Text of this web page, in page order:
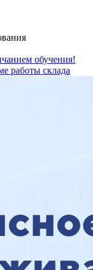
обучения!
работы склада